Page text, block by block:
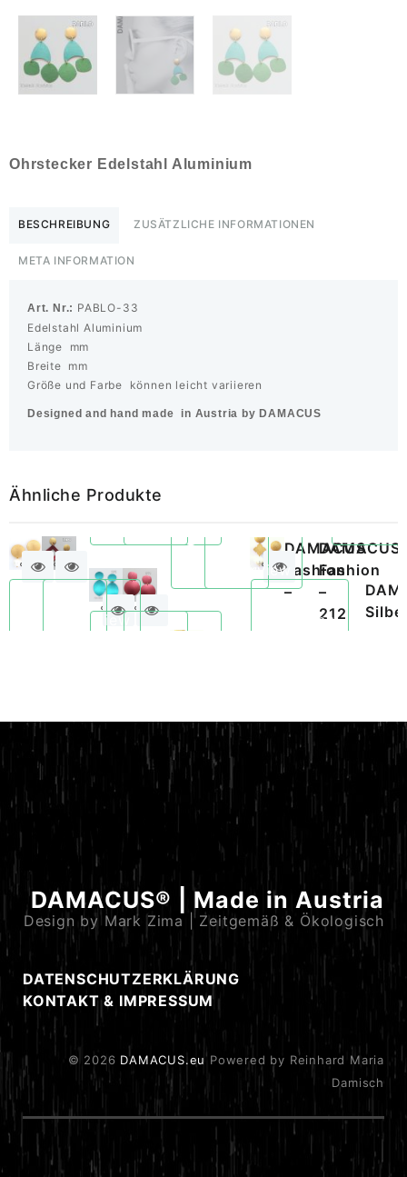
Ohrstecker Edelstahl Aluminium
BESCHREIBUNG ZUSÄTZLICHE INFORMATIONEN
META INFORMATION
Art. Nr.: PABLO-33
Edelstahl Aluminium
Länge mm
Breite mm
Größe und Farbe können leicht variieren
Designed and hand made in Austria by DAMACUS
Ähnliche Produkte
Quickview
DAMACUS
Silber
Ohrclips
Quickview
DAMACUS
Fashion
LILO
Quickview
DAMACUS
Fashion
–
261
ALU
Quickview
DAMACUS
Fashion
–
212
Quickview
DAMACUS® | Made in Austria
Design by Mark Zima | Zeitgemäß & Ökologisch
DATENSCHUTZERKLÄRUNG
KONTAKT & IMPRESSUM
© 2026 DAMACUS.eu Powered by Reinhard Maria
Damisch